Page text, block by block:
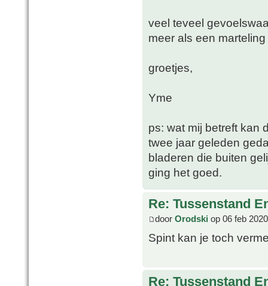
veel teveel
meer als een
groetjes,
Yme
ps: wat mij betreft kan
twee jaar geleden
bladeren die buiten
ging het goed.
Re: Tussenstand
door Orodski op 06 feb
Spint kan je toch
Re: Tussenstand